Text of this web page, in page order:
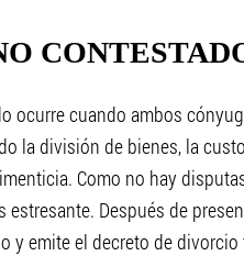
ocurre cuando ambos
la división de bienes, la
Como no hay
Después de
y emite el decreto de